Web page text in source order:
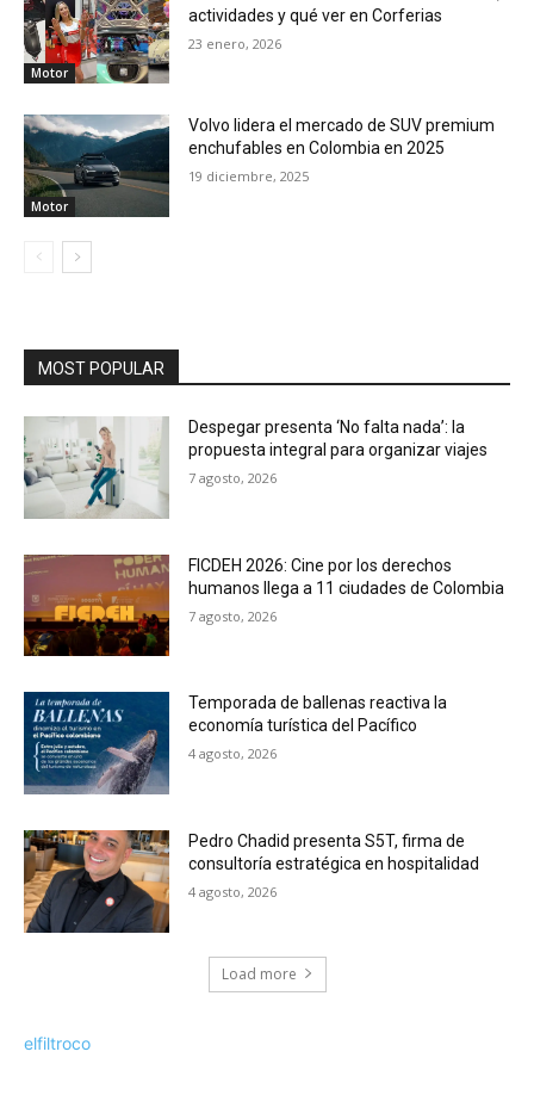
Motor
actividades y qué ver en Corferias
23 enero, 2026
Motor
Volvo lidera el mercado de SUV premium
enchufables en Colombia en 2025
19 diciembre, 2025
MOST POPULAR
Despegar presenta ‘No falta nada’: la
propuesta integral para organizar viajes
7 agosto, 2026
FICDEH 2026: Cine por los derechos
humanos llega a 11 ciudades de Colombia
7 agosto, 2026
Temporada de ballenas reactiva la
economía turística del Pacífico
4 agosto, 2026
Pedro Chadid presenta S5T, firma de
consultoría estratégica en hospitalidad
4 agosto, 2026
Load more
elfiltroco